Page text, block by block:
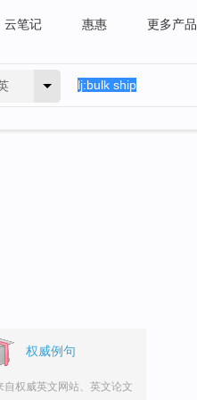
云笔记 惠惠 更多产品
权威例句
自权威英文网站、英文论文